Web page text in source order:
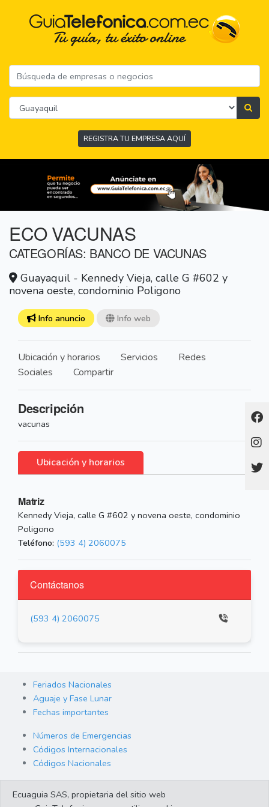
REGISTRA TU EMPRESA AQUÍ
ECO VACUNAS
CATEGORÍAS: BANCO DE VACUNAS
Guayaquil - Kennedy Vieja, calle G #602 y
novena oeste, condominio Poligono
Info anuncio Info web
Ubicación y horarios Servicios
Redes
Sociales
Compartir
Descripción
vacunas
Ubicación y horarios
Matriz
Kennedy Vieja, calle G #602 y novena oeste, condominio
Poligono
Teléfono: (593 4) 2060075
Contáctanos
(593 4) 2060075
Feriados Nacionales
Aguaje y Fase Lunar
Fechas importantes
Números de Emergencias
Códigos Internacionales
Códigos Nacionales
Cambio de Divisas
Ecuaguia SAS, propietaria del sitio web